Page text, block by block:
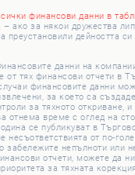
финансови данни в
– ако за някои дружества
преустановили дейността
данни на
от тях финансови отчети в
финансовите данни
за което са
за тяхното откриване, и
отнема време с оглед на
се публикуват в
несъответствията от по-
забележите непълноти или
отчети, можете да
за тяхната